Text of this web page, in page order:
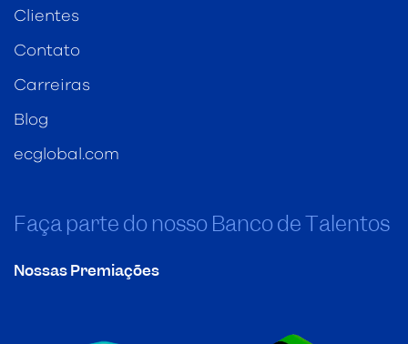
Clientes
Contato
Carreiras
Blog
ecglobal.com
Faça parte do nosso Banco de Talentos
Nossas Premiações